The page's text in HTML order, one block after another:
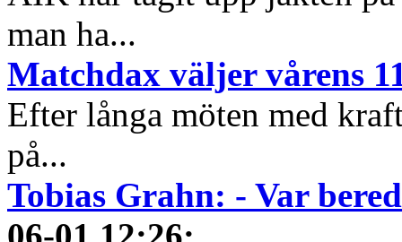
man ha...
Matchdax väljer vårens
Efter långa möten med
på...
Tobias Grahn: - Var